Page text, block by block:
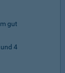
gut
4